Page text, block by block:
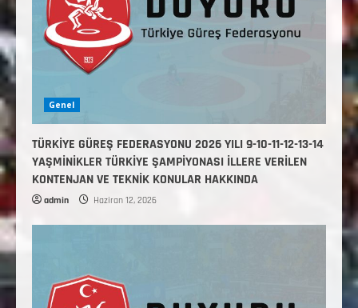
Genel
TÜRKİYE GÜREŞ FEDERASYONU 2026 YILI 9-10-11-12-13-14
YAŞMİNİKLER TÜRKİYE ŞAMPİYONASI İLLERE VERİLEN
KONTENJAN VE TEKNİK KONULAR HAKKINDA
admin Haziran 12, 2026